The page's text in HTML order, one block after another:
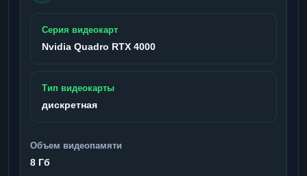
Серия видеокарт
Nvidia Quadro RTX 4000
Тип видеокарты
дискретная
Объем видеопамяти
8 Гб